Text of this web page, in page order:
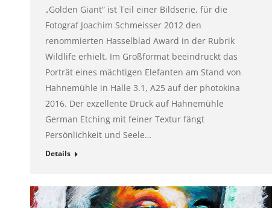
„Golden Giant“ ist Teil einer Bildserie, für die
Fotograf Joachim Schmeisser 2012 den
renommierten Hasselblad Award in der Rubrik
Wildlife erhielt. Im Großformat beeindruckt das
Porträt eines mächtigen Elefanten am Stand von
Hahnemühle in Halle 3.1, A25 auf der photokina
2016. Der exzellente Druck auf Hahnemühle
German Etching mit feiner Textur fängt
Persönlichkeit und Seele…
Details